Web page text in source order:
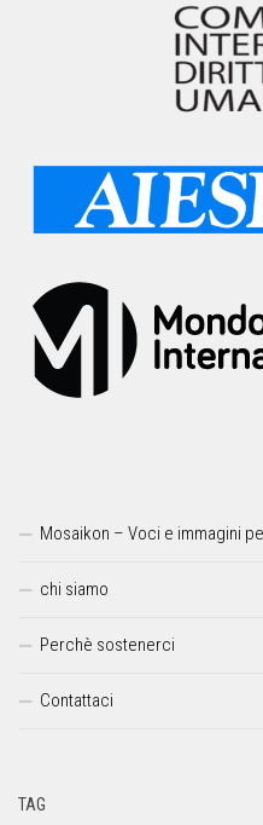
Mosaikon – Voci e immagini
chi siamo
Perchè sostenerci
Contattaci
TAG